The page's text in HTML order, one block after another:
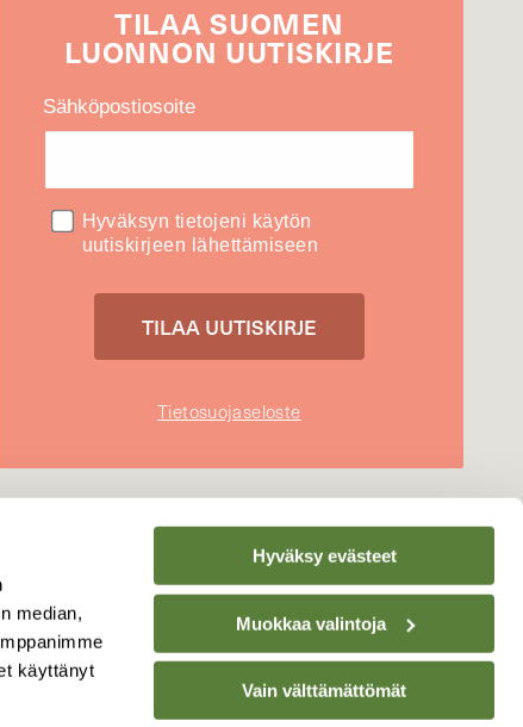
median,
käyttänyt
Hyväksy evästeet
Muokkaa valintoja
Vain välttämättömät
TILAASUOMEN
LUONNON UUTIS­KIRJE
Sähköpostiosoite
Hyväksyn tietojeni käytön
uutiskirjeen lähettämiseen
Tietosuojaseloste